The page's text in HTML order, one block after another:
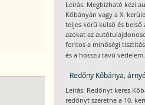
Leírás: Megbízható kézi
Kőbányán vagy a X.
teljes körű külső és belső
azokat az
fontos a minőségi
és a hosszú távú
Redőny Kőbánya,
Leírás: Redőnyt keres
redőnyt szeretne a 10.